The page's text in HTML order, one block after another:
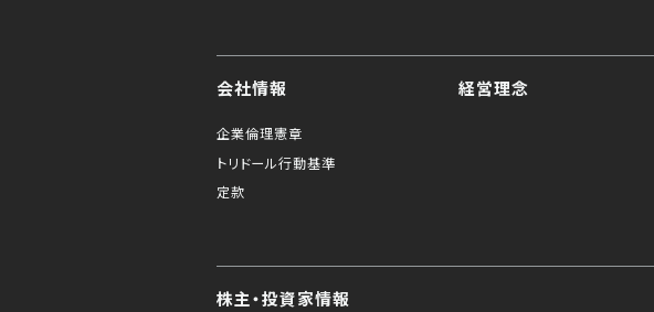
会社情報
企業倫理憲章
トリドール行動基準
定款
経営理念
株主・投資家情報